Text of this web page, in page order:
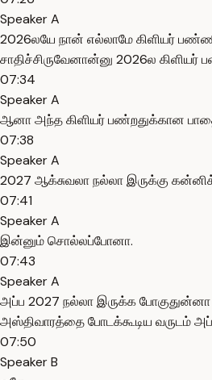
Speaker A
2026லயே நான் எல்லாமே கிளியர்
சாதிச்சிருவேனான்னு 2026ல கிளியர்
07:34
Speaker A
ஆனா அந்த கிளியர் பண்றதுக்கான
07:38
Speaker A
2027 ஆக்சுவலா நல்லா இருக்கு
07:41
Speaker A
இன்னும் சொல்லப்போனா.
07:43
Speaker A
அப்ப 2027 நல்லா இருக்க
அஸ்திவாரத்தை போடக்கூடிய வருடம்
07:50
Speaker B